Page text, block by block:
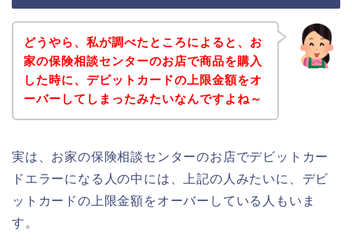
どうやら、私が調べたところによると、お
家の保険相談センターのお店で商品を購入
した時に、デビットカードの上限金額をオ
ーバーしてしまったみたいなんですよね～
実は、お家の保険相談センターのお店でデビットカー
ドエラーになる人の中には、上記の人みたいに、デビ
ットカードの上限金額をオーバーしている人もいま
す。